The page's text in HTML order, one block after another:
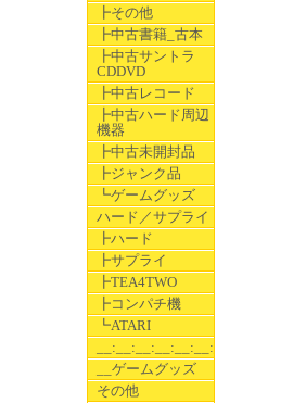
┣その他
┣中古書籍_古本
┣中古サントラ
CDDVD
┣中古レコード
┣中古ハード周辺
機器
┣中古未開封品
┣ジャンク品
┗ゲームグッズ
ハード／サプライ
┣ハード
┣サプライ
┣TEA4TWO
┣コンパチ機
┗ATARI
__:__:__:__:__:__:__
__ゲームグッズ
その他